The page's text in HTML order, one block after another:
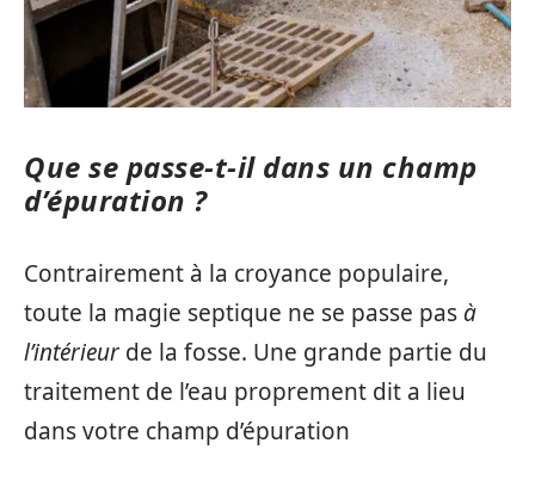
Que se passe-t-il dans un champ
d’épuration ?
Contrairement à la croyance populaire,
toute la magie septique ne se passe pas à
l’intérieur de la fosse. Une grande partie du
traitement de l’eau proprement dit a lieu
dans votre champ d’épuration